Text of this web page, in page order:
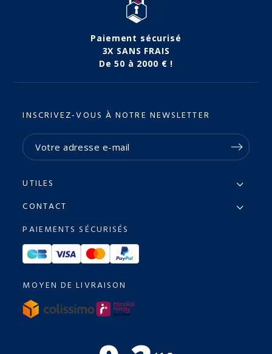
Paiement sécurisé
3X SANS FRAIS
De 50 à 2000 € !
INSCRIVEZ-VOUS À NOTRE NEWSLETTER
UTILES
CONTACT
PAIEMENTS SÉCURISÉS
MOYEN DE LIVRAISON